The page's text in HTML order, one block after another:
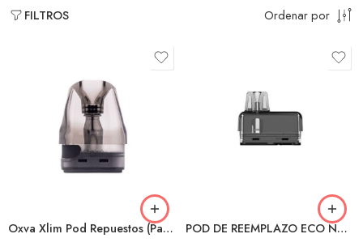
FILTROS Ordenar por
Oxva Xlim Pod Repuestos (Pack 3)
0,4Ω
0,6Ω
0,8Ω
POD DE REEMPLAZO ECO NANO 2 uds.
1,2Ω